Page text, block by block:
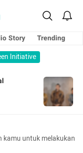
Story
Trending
Initiative
kamu untuk melakukan